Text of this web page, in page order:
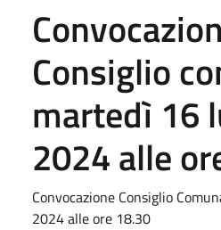
Consiglio
martedì 16
2024 alle
Convocazione Consiglio
2024 alle ore 18.30